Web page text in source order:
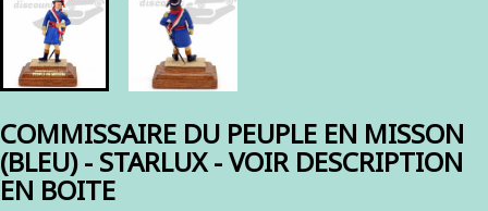
COMMISSAIRE DU PEUPLE EN MISSON
(BLEU) - STARLUX - VOIR DESCRIPTION
EN BOITE